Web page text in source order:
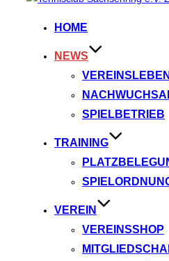
HOME
NEWS
VEREINSLEBEN
SPIELBETRIEB
TRAINING
VEREIN
VEREINSSHOP